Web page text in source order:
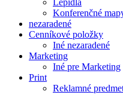
Lepidlá
Konferenčné
nezaradené
Cenníkové položky
Iné nezaradené
Marketing
Iné pre Marketing
Print
Reklamné